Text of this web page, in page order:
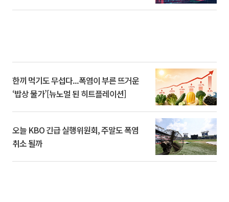
한끼 먹기도 무섭다...폭염이 부른 뜨거운
‘밥상 물가’[뉴노멀 된 히트플레이션]
오늘 KBO 긴급 실행위원회, 주말도 폭염
취소 될까